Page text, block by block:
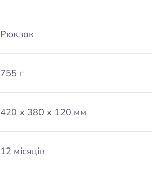
Рюкзак
755 г
420 x 380 x 120 мм
12 місяців